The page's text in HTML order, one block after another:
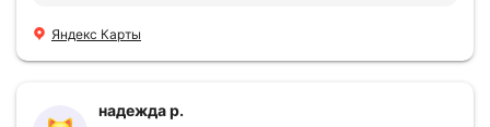
Яндекс Карты
надежда р.